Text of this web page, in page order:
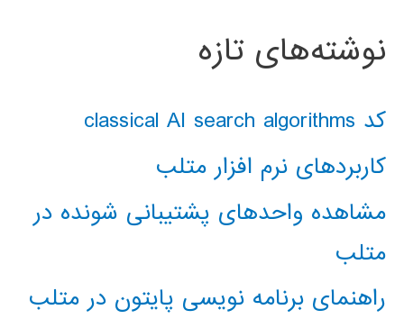
نوشته‌های تازه
کد classical AI search algorithms
کاربردهای نرم افزار متلب
مشاهده واحدهای پشتیبانی شونده در
متلب
راهنمای برنامه نویسی پایتون در متلب